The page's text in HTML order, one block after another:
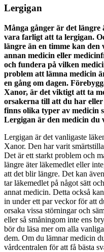
Lergigan
Många gånger är det längre
vara farligt att ta lergigan.
längre än en timme kan
annan medicin eller
och fundera på vilken
problem att lämna medicin
en gång om dagen.
Xanor, är det viktigt att ta
orsakerna till att du har
finns olika typer av medicin
Lergigan är den medicin du
Lergigan är det vanligaste
Xanor. Den har varit
Det är ett starkt problem och
längre äter läkemedlet eller
att det blir längre. Det kan
tar läkemedlet på något sätt
annat medicin. Detta också
in under ett par veckor för att
orsaka vissa störningar och
eller så småningom inte ens
bör du läsa mer om alla
dem. Om du lämnar medicin
vårdcentralen för att få bästa